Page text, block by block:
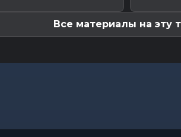
Все материалы на эту